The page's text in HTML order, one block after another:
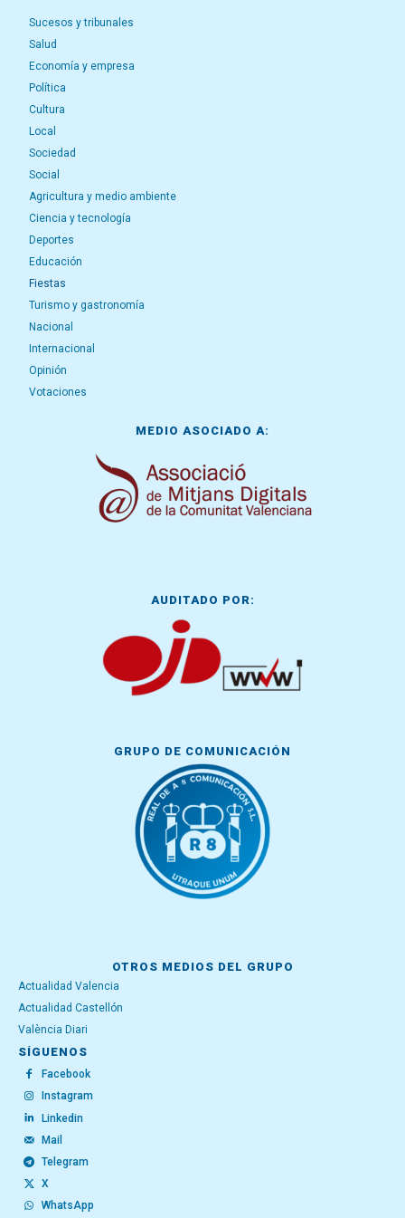
Sucesos y tribunales
Salud
Economía y empresa
Política
Cultura
Local
Sociedad
Social
Agricultura y medio ambiente
Ciencia y tecnología
Deportes
Educación
Fiestas
Turismo y gastronomía
Nacional
Internacional
Opinión
Votaciones
MEDIO ASOCIADO A:
AUDITADO POR:
GRUPO DE COMUNICACIÓN
OTROS MEDIOS DEL GRUPO
Actualidad Valencia
Actualidad Castellón
València Diari
SÍGUENOS
Facebook
Instagram
Linkedin
Mail
Telegram
X
WhatsApp